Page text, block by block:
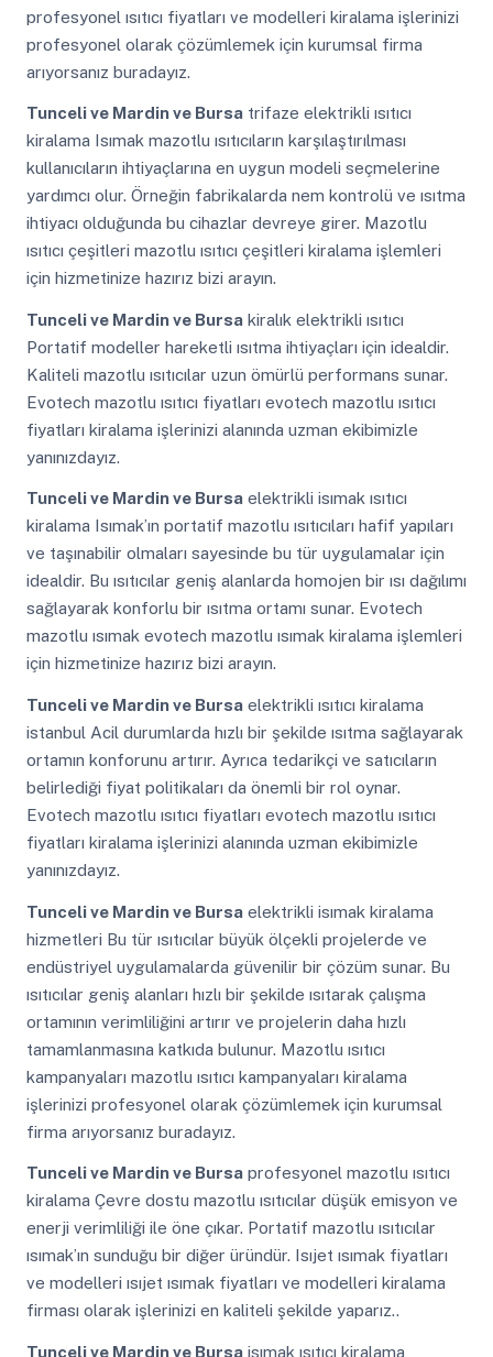
profesyonel ısıtıcı fiyatları ve modelleri kiralama işlerinizi
profesyonel olarak çözümlemek için kurumsal firma
arıyorsanız buradayız.
Tunceli ve Mardin ve Bursatrifaze elektrikli ısıtıcı
kiralama Isımak mazotlu ısıtıcıların karşılaştırılması
kullanıcıların ihtiyaçlarına en uygun modeli seçmelerine
yardımcı olur. Örneğin fabrikalarda nem kontrolü ve ısıtma
ihtiyacı olduğunda bu cihazlar devreye girer. Mazotlu
ısıtıcı çeşitleri mazotlu ısıtıcı çeşitleri kiralama işlemleri
için hizmetinize hazırız bizi arayın.
Tunceli ve Mardin ve Bursakiralık elektrikli ısıtıcı
Portatif modeller hareketli ısıtma ihtiyaçları için idealdir.
Kaliteli mazotlu ısıtıcılar uzun ömürlü performans sunar.
Evotech mazotlu ısıtıcı fiyatları evotech mazotlu ısıtıcı
fiyatları kiralama işlerinizi alanında uzman ekibimizle
yanınızdayız.
Tunceli ve Mardin ve Bursaelektrikli isımak ısıtıcı
kiralama Isımak’ın portatif mazotlu ısıtıcıları hafif yapıları
ve taşınabilir olmaları sayesinde bu tür uygulamalar için
idealdir. Bu ısıtıcılar geniş alanlarda homojen bir ısı dağılımı
sağlayarak konforlu bir ısıtma ortamı sunar. Evotech
mazotlu ısımak evotech mazotlu ısımak kiralama işlemleri
için hizmetinize hazırız bizi arayın.
Tunceli ve Mardin ve Bursaelektrikli ısıtıcı kiralama
istanbul Acil durumlarda hızlı bir şekilde ısıtma sağlayarak
ortamın konforunu artırır. Ayrıca tedarikçi ve satıcıların
belirlediği fiyat politikaları da önemli bir rol oynar.
Evotech mazotlu ısıtıcı fiyatları evotech mazotlu ısıtıcı
fiyatları kiralama işlerinizi alanında uzman ekibimizle
yanınızdayız.
Tunceli ve Mardin ve Bursaelektrikli isımak kiralama
hizmetleri Bu tür ısıtıcılar büyük ölçekli projelerde ve
endüstriyel uygulamalarda güvenilir bir çözüm sunar. Bu
ısıtıcılar geniş alanları hızlı bir şekilde ısıtarak çalışma
ortamının verimliliğini artırır ve projelerin daha hızlı
tamamlanmasına katkıda bulunur. Mazotlu ısıtıcı
kampanyaları mazotlu ısıtıcı kampanyaları kiralama
işlerinizi profesyonel olarak çözümlemek için kurumsal
firma arıyorsanız buradayız.
Tunceli ve Mardin ve Bursaprofesyonel mazotlu ısıtıcı
kiralama Çevre dostu mazotlu ısıtıcılar düşük emisyon ve
enerji verimliliği ile öne çıkar. Portatif mazotlu ısıtıcılar
ısımak’ın sunduğu bir diğer üründür. Isıjet ısımak fiyatları
ve modelleri ısıjet ısımak fiyatları ve modelleri kiralama
firması olarak işlerinizi en kaliteli şekilde yaparız..
Tunceli ve Mardin ve Bursaisımak ısıtıcı kiralama